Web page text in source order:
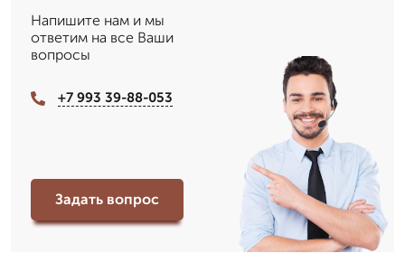
Напишите нам и мы
ответим на все Ваши
вопросы
+7 993 39-88-053
Задать вопрос